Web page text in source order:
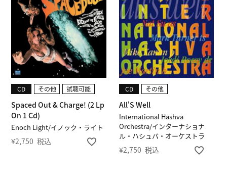
Enoch Light/イノック・ライト
Spaced Out & Charge! (2 Lp
On 1 Cd)
CD その他 試聴可能
¥2,750 税込
International Hashva
Orchestra/インターナショナ
ル・ハシュバ・オーケストラ
All'S Well
CD その他
¥2,750 税込